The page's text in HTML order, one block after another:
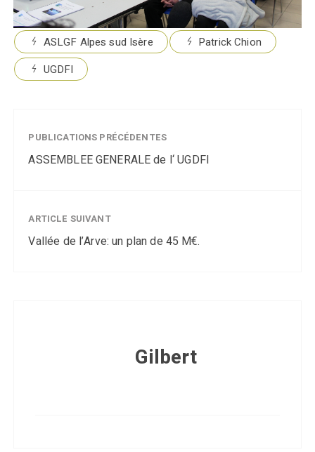
ASLGF Alpes sud Isère
Patrick Chion
UGDFI
PUBLICATIONS PRÉCÉDENTES
ASSEMBLEE GENERALE de l‘ UGDFI
ARTICLE SUIVANT
Vallée de l’Arve: un plan de 45 M€.
Gilbert